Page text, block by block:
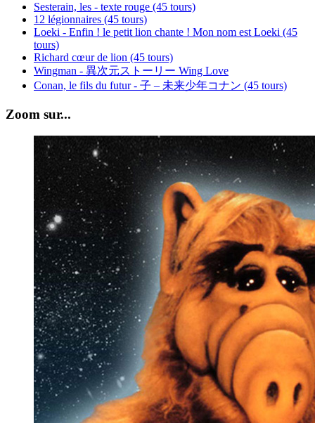
Sesterain, les - texte rouge (45 tours)
12 légionnaires (45 tours)
Loeki - Enfin ! le petit lion chante ! Mon nom est Loeki (45
tours)
Richard cœur de lion (45 tours)
Wingman - 異次元ストーリー Wing Love
Conan, le fils du futur - 子 – 未来少年コナン (45 tours)
Zoom sur...